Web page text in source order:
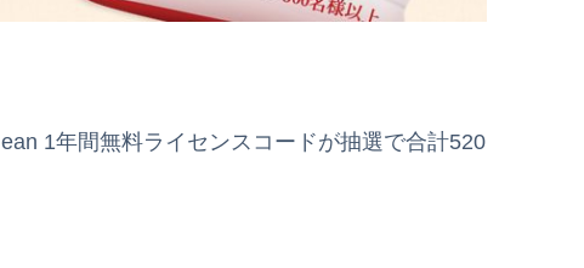
1年間無料ライセンスコードが抽選で合計520